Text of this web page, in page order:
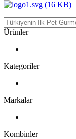
Ürünler
Kategoriler
Markalar
Kombinler